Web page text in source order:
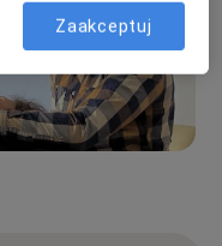
Zaakceptuj